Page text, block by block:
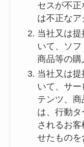
セスが不正
は不正な
当社又は
いて、ソ
商品等の購
当社又は
いて、サ
テンツ、
は、行動
されるお
せたものを